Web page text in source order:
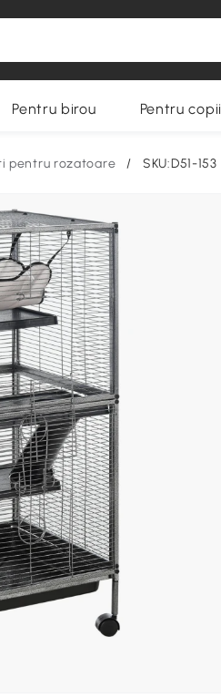
Pentru birou Pentru copii
pentru rozatoare / SKU:D51-153